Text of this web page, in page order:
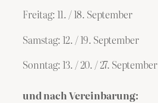
Freitag: 11. / 18. September
Samstag: 12. / 19. September
Sonntag: 13. / 20. / 27. September
und nach Vereinbarung: